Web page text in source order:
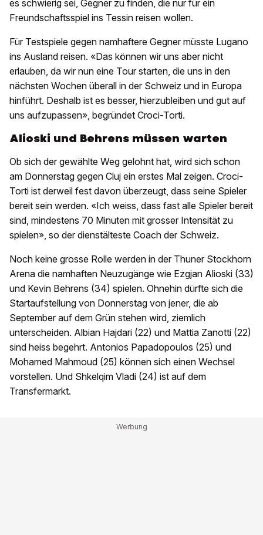
es schwierig sei, Gegner zu finden, die nur für ein
Freundschaftsspiel ins Tessin reisen wollen.
Für Testspiele gegen namhaftere Gegner müsste Lugano
ins Ausland reisen. «Das können wir uns aber nicht
erlauben, da wir nun eine Tour starten, die uns in den
nächsten Wochen überall in der Schweiz und in Europa
hinführt. Deshalb ist es besser, hierzubleiben und gut auf
uns aufzupassen», begründet Croci-Torti.
Alioski und Behrens müssen warten
Ob sich der gewählte Weg gelohnt hat, wird sich schon
am Donnerstag gegen Cluj ein erstes Mal zeigen. Croci-
Torti ist derweil fest davon überzeugt, dass seine Spieler
bereit sein werden. «Ich weiss, dass fast alle Spieler bereit
sind, mindestens 70 Minuten mit grosser Intensität zu
spielen», so der dienstälteste Coach der Schweiz.
Noch keine grosse Rolle werden in der Thuner Stockhorn
Arena die namhaften Neuzugänge wie Ezgjan Alioski (33)
und Kevin Behrens (34) spielen. Ohnehin dürfte sich die
Startaufstellung von Donnerstag von jener, die ab
September auf dem Grün stehen wird, ziemlich
unterscheiden. Albian Hajdari (22) und Mattia Zanotti (22)
sind heiss begehrt. Antonios Papadopoulos (25) und
Mohamed Mahmoud (25) können sich einen Wechsel
vorstellen. Und Shkelqim Vladi (24) ist auf dem
Transfermarkt.